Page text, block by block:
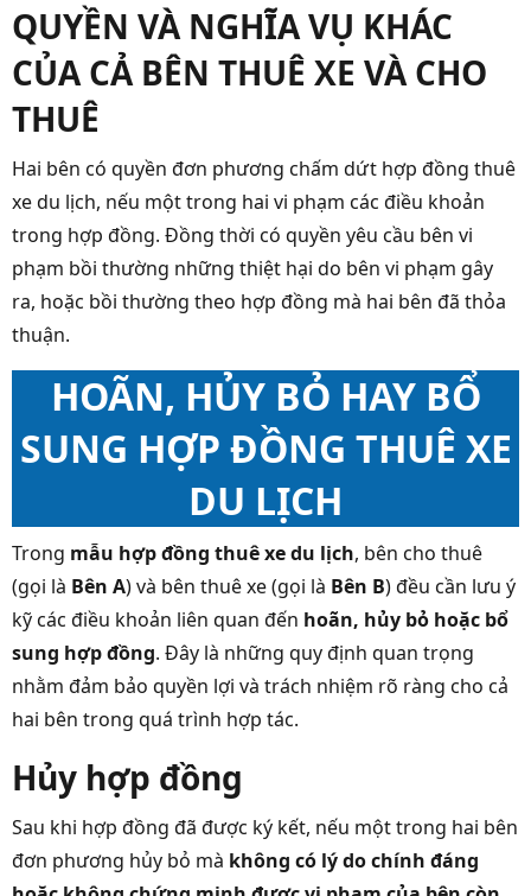
QUYỀN VÀ NGHĨA VỤ KHÁC
CỦA CẢ BÊN THUÊ XE VÀ CHO
THUÊ
Hai bên có quyền đơn phương chấm dứt hợp đồng thuê
xe du lịch, nếu một trong hai vi phạm các điều khoản
trong hợp đồng. Đồng thời có quyền yêu cầu bên vi
phạm bồi thường những thiệt hại do bên vi phạm gây
ra, hoặc bồi thường theo hợp đồng mà hai bên đã thỏa
thuận.
HOÃN, HỦY BỎ HAY BỔ
SUNG HỢP ĐỒNG THUÊ XE
DU LỊCH
Trong mẫu hợp đồng thuê xe du lịch, bên cho thuê
(gọi là Bên A) và bên thuê xe (gọi là Bên B) đều cần lưu ý
kỹ các điều khoản liên quan đến hoãn, hủy bỏ hoặc bổ
sung hợp đồng. Đây là những quy định quan trọng
nhằm đảm bảo quyền lợi và trách nhiệm rõ ràng cho cả
hai bên trong quá trình hợp tác.
Hủy hợp đồng
Sau khi hợp đồng đã được ký kết, nếu một trong hai bên
đơn phương hủy bỏ mà không có lý do chính đáng